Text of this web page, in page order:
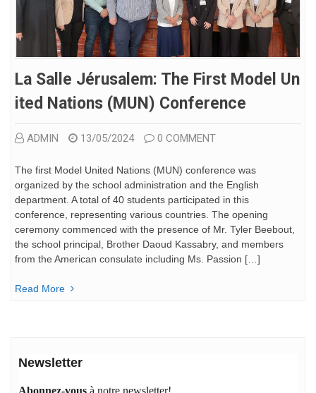
La Salle Jérusalem: The First Model Un
Ited Nations (MUN) Conference
ADMIN 13/05/2024 0 COMMENT
The first Model United Nations (MUN) conference was
organized by the school administration and the English
department. A total of 40 students participated in this
conference, representing various countries. The opening
ceremony commenced with the presence of Mr. Tyler Beebout,
the school principal, Brother Daoud Kassabry, and members
from the American consulate including Ms. Passion […]
Read More
Newsletter
Abonnez-vous à notre newsletter!